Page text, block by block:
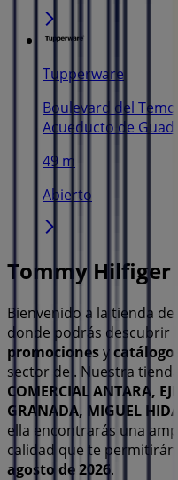
Tupperware
Boulevard del
Acueducto de
49 m
Abierto
Tommy Hilfiger
Bienvenido a la tienda de
donde podrás descubrir
promocionesycatálogos
sector de . Nuestra
COMERCIAL ANTARA,
GRANADA, MIGUEL
ella encontrarás una
calidad que te
agosto de 2026.